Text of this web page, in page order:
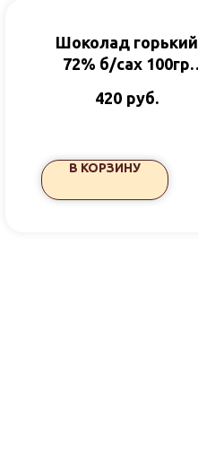
Шоколад горький
72% б/сах 100гр
420 руб.
В КОРЗИНУ